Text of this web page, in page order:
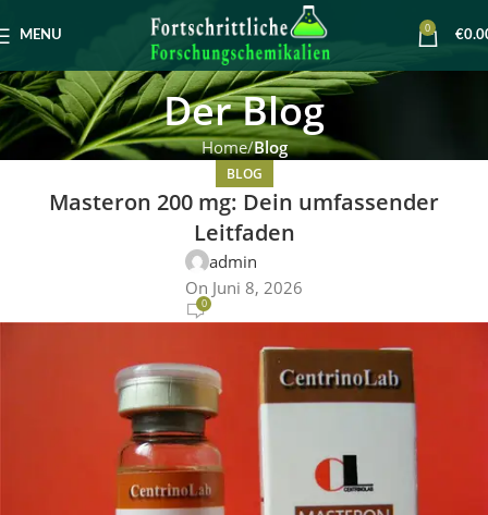
MENU
0
€
Der Blog
Home Blog
BLOG
Masteron 200 mg: Dein umfassender
Leitfaden
admin
On Juni 8, 2026
0